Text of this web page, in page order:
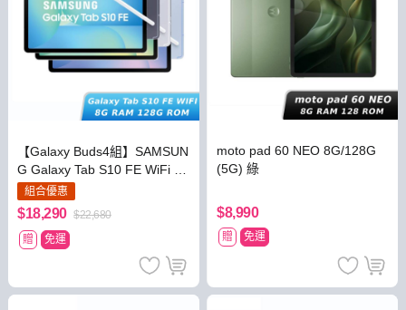
【Galaxy Buds4組】SAMSUN
G Galaxy Tab S10 FE WiFi 8
G/128G(X520)
組合優惠
$18,290 $22,680
贈
免運
moto pad 60 NEO 8G/128G
(5G) 綠
$8,990
贈 免運